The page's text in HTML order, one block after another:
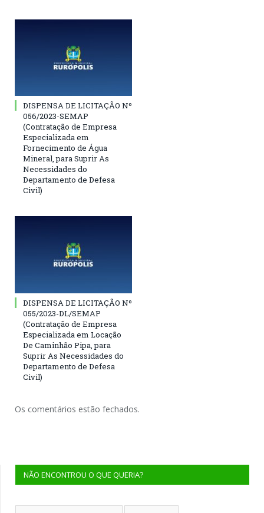
DISPENSA DE LICITAÇÃO Nº
056/2023-SEMAP
(Contratação de Empresa
Especializada em
Fornecimento de Água
Mineral, para Suprir As
Necessidades do
Departamento de Defesa
Civil)
DISPENSA DE LICITAÇÃO Nº
055/2023-DL/SEMAP
(Contratação de Empresa
Especializada em Locação
De Caminhão Pipa, para
Suprir As Necessidades do
Departamento de Defesa
Civil)
Os comentários estão fechados.
NÃO ENCONTROU O QUE QUERIA?